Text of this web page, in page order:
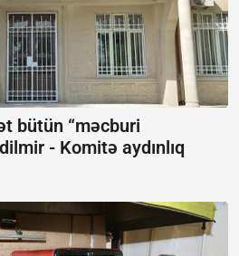
bütün “məcburi
- Komitə aydınlıq